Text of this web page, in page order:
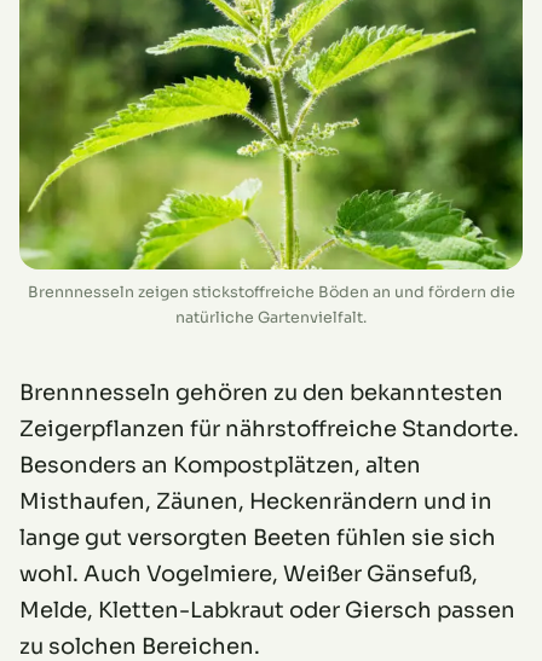
Brennnesseln zeigen stickstoffreiche Böden an und fördern die
natürliche Gartenvielfalt.
Brennnesseln gehören zu den bekanntesten
Zeigerpflanzen für nährstoffreiche Standorte.
Besonders an Kompostplätzen, alten
Misthaufen, Zäunen, Heckenrändern und in
lange gut versorgten Beeten fühlen sie sich
wohl. Auch Vogelmiere, Weißer Gänsefuß,
Melde, Kletten-Labkraut oder Giersch passen
zu solchen Bereichen.